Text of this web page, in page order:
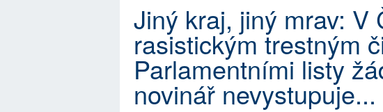
Jiný kraj, jiný mrav: V
rasistickým trestným
Parlamentními listy
novinář nevystupuje...